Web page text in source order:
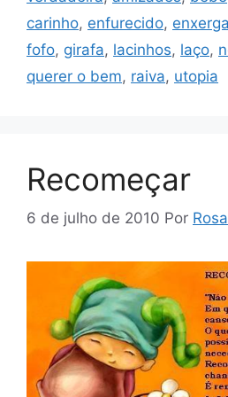
carinho, enfurecido,
fofo, girafa, lacinhos, laço,
querer o bem, raiva, utopia
Recomeçar
6 de julho de 2010 Por